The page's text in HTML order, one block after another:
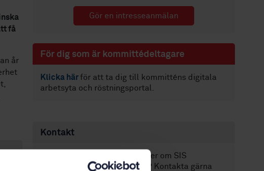
få
år
Gör en intresseanmälan
För dig som är kommittédeltagare
Klicka härför att ta dig till kommitténs digitala
arbetsyta och röstningsportal.
Kontakt
Har du frågor eller vill veta mer om SIS
standardiseringsverksamhet? Kontakta gärna